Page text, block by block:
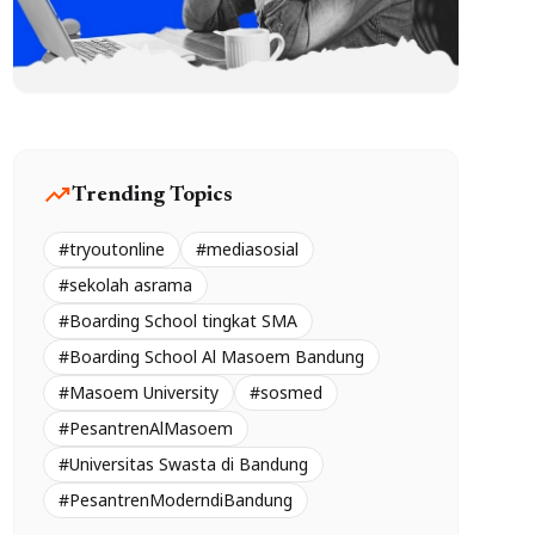
trending_upTrending Topics
#tryoutonline
#mediasosial
#sekolah asrama
#Boarding School tingkat SMA
#Boarding School Al Masoem Bandung
#Masoem University
#sosmed
#PesantrenAlMasoem
#Universitas Swasta di Bandung
#PesantrenModerndiBandung